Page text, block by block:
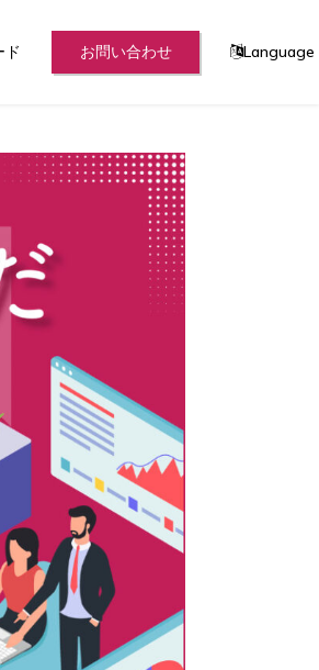
ド お問い合わせ Language